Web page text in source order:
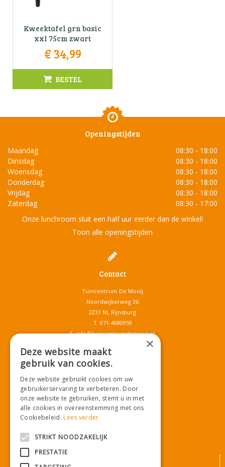
Kweektafel grn basic
xxl 75cm zwart
€34,99
BESTEL
Openingstijden
Maandag
08:30 - 18:00
Dinsdag
08:30 - 18:00
Woensdag
08:30 - 18:00
Donderdag
08:30 - 18:00
Vrijdag
08:30 - 18:00
Zaterdag
08:30 - 17:00
Onze lunchroom sluit een half uur eerder dan de winkel!
Toon alle openingstijden
Contact
Tuincentrum De Mooij
Noordwijkerweg 36
2231 NL Rijnsburg
T. 071-4080959
E.info@tuincentrumdemooij.nl
Download onze App!
×
Deze website maakt
gebruik van cookies.
Deze website gebruikt cookies om uw
gebruikerservaring te verbeteren. Door
onze website te gebruiken, stemt u in met
alle cookies in overeenstemming met ons
Cookiebeleid.Lees verder
STRIKT NOODZAKELIJK
PRESTATIE